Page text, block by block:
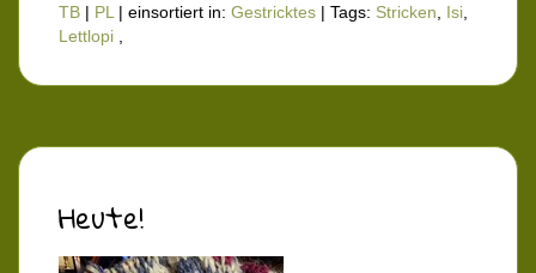
TB | PL| einsortiert in: Gestricktes | Tags: Stricken, Isi,
Lettlopi ,
Heute!